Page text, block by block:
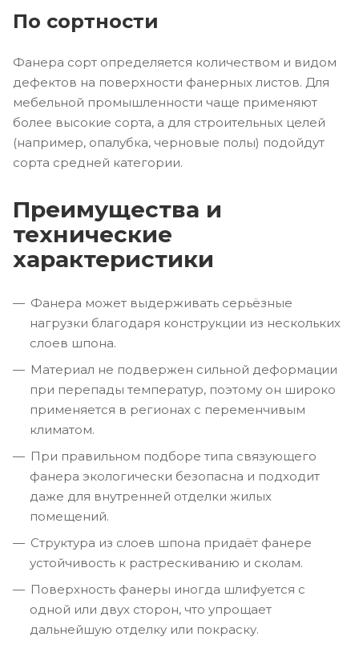
По сортности
Фанера сорт определяется количеством и видом
дефектов на поверхности фанерных листов. Для
мебельной промышленности чаще применяют
более высокие сорта, а для строительных целей
(например, опалубка, черновые полы) подойдут
сорта средней категории.
Преимущества и
технические
характеристики
Фанера может выдерживать серьёзные
нагрузки благодаря конструкции из нескольких
слоев шпона.
Материал не подвержен сильной деформации
при перепады температур, поэтому он широко
применяется в регионах с переменчивым
климатом.
При правильном подборе типа связующего
фанера экологически безопасна и подходит
даже для внутренней отделки жилых
помещений.
Структура из слоев шпона придаёт фанере
устойчивость к растрескиванию и сколам.
Поверхность фанеры иногда шлифуется с
одной или двух сторон, что упрощает
дальнейшую отделку или покраску.